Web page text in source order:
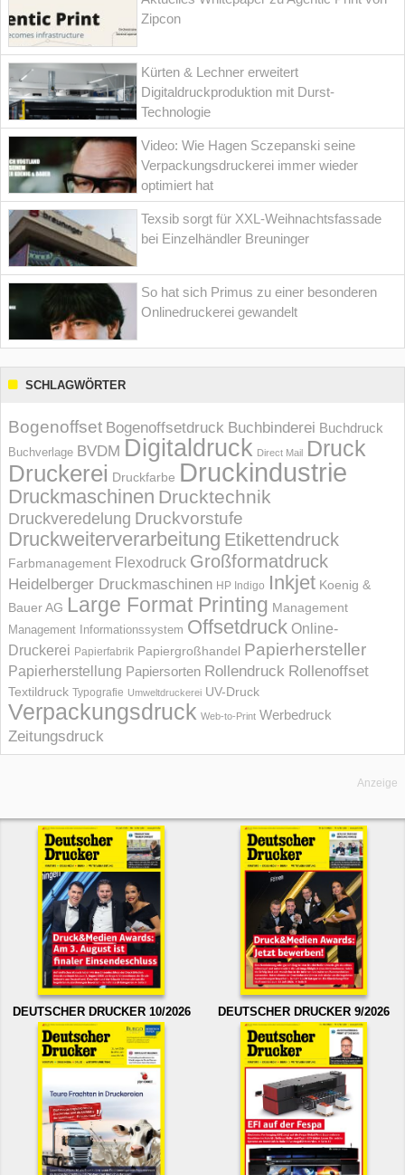
Zipcon
Kürten & Lechner erweitert
Digitaldruckproduktion mit Durst-
Technologie
Video: Wie Hagen Sczepanski seine
Verpackungsdruckerei immer wieder
optimiert hat
Texsib sorgt für XXL-Weihnachtsfassade
bei Einzelhändler Breuninger
So hat sich Primus zu einer besonderen
Onlinedruckerei gewandelt
SCHLAGWÖRTER
Bogenoffset Bogenoffsetdruck Buchbinderei Buchdruck
Buchverlage BVDM Digitaldruck Direct Mail Druck
Druckerei Druckfarbe Druckindustrie
Druckmaschinen Drucktechnik
Druckveredelung Druckvorstufe
Druckweiterverarbeitung Etikettendruck
Farbmanagement Flexodruck Großformatdruck
Heidelberger Druckmaschinen HP Indigo Inkjet Koenig &
Bauer AG Large Format Printing Management
Management Informations­system Offsetdruck Online-
Druckerei Papierfabrik Papiergroßhandel Papierhersteller
Papierherstellung Papiersorten Rollendruck Rollenoffset
Textildruck Typografie Umweltdruckerei UV-Druck
Verpackungsdruck Web-to-Print Werbedruck
Zeitungsdruck
Anzeige
DEUTSCHER DRUCKER 10/2026 DEUTSCHER DRUCKER 9/2026